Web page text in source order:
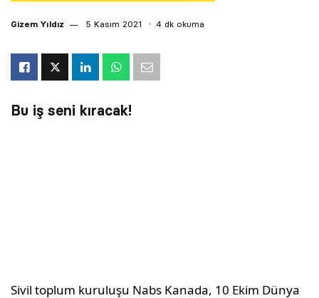
Gizem Yıldız 5 Kasım 2021 4 dk okuma
Bu iş seni kıracak!
Sivil toplum kuruluşu Nabs Kanada, 10 Ekim Dünya